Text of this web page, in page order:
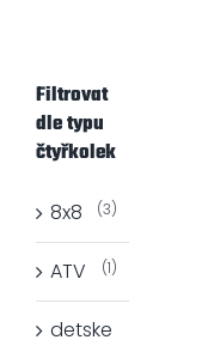
Filtrovat
dle typu
čtyřkolek
8x8 (3)
ATV (1)
detske